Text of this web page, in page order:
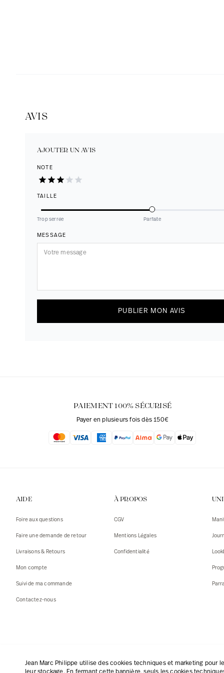
AVIS
AJOUTER UN AVIS
NOTE
TAILLE
Trop serrée Parfaite
MESSAGE
PUBLIER MON AVIS
PAIEMENT 100% SÉCURISÉ
Payer en plusieurs fois dès 150€
AIDE
Foire aux questions
Faire une demande de retour
Livraisons & Retours
Mon compte
Suivi de ma commande
Contactez-nous
À PROPOS
CGV
Mentions Légales
Confidentialité
Jean Marc Philippe utilise des cookies techniques et marketing pour